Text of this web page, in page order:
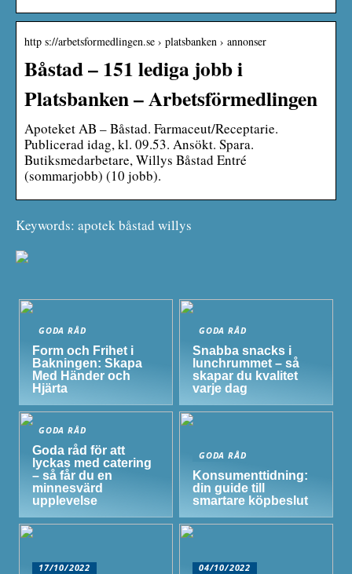
http s://arbetsformedlingen.se › platsbanken › annonser
Båstad – 151 lediga jobb i
Platsbanken – Arbetsförmedlingen
Apoteket AB – Båstad. Farmaceut/Receptarie.
Publicerad idag, kl. 09.53. Ansökt. Spara.
Butiksmedarbetare, Willys Båstad Entré
(sommarjobb) (10 jobb).
Keywords: apotek båstad willys
GODA RÅD
Form och Frihet i
Bakningen: Skapa
Med Händer och
Hjärta
GODA RÅD
Snabba snacks i
lunchrummet – så
skapar du kvalitet
varje dag
GODA RÅD
Goda råd för att
lyckas med catering
– så får du en
minnesvärd
upplevelse
GODA RÅD
Konsumenttidning:
din guide till
smartare köpbeslut
17/10/2022 04/10/2022